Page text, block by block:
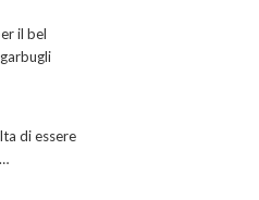
il bel
di essere